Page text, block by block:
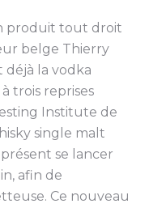
produit tout droit
belge Thierry
déjà la vodka
trois reprises
Institute de
single malt
se lancer
afin de
Ce nouveau